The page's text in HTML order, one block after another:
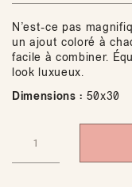
N’est-ce pas
un ajout coloré à
facile à combiner.
look luxueux.
Dimensions : 50x30